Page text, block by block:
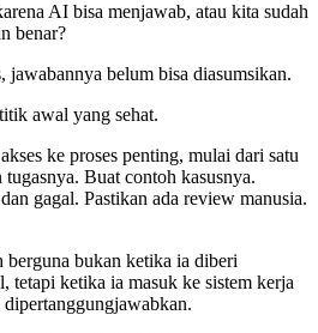
AI bisa menjawab, atau kita sudah
benar?
jawabannya belum bisa diasumsikan.
awal yang sehat.
ke proses penting, mulai dari satu
Buat contoh kasusnya.
gagal. Pastikan ada review manusia.
bukan ketika ia diberi
tetapi ketika ia masuk ke sistem kerja